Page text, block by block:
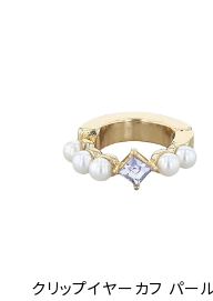
クリップイヤーカフ パー